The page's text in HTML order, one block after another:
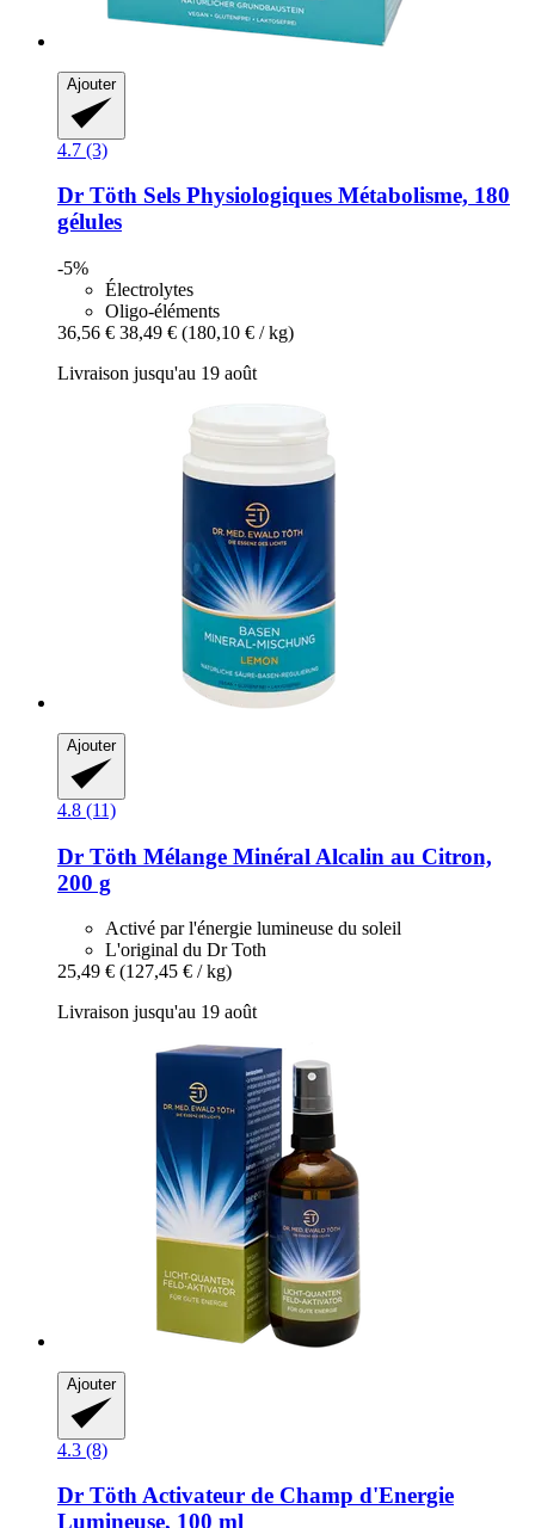
Ajouter
4.7 (3)
Dr Töth Sels Physiologiques Métabolisme, 180
gélules
-5%
Électrolytes
Oligo-éléments
36,56 € 38,49 € (180,10 € / kg)
Livraison jusqu'au 19 août
Ajouter
4.8 (11)
Dr Töth Mélange Minéral Alcalin au Citron,
200 g
Activé par l'énergie lumineuse du soleil
L'original du Dr Toth
25,49 € (127,45 € / kg)
Livraison jusqu'au 19 août
Ajouter
4.3 (8)
Dr TöthActivateur de Champ d'Energie
Lumineuse, 100 ml